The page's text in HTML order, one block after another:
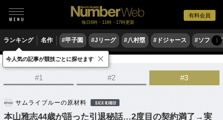
有料会員
毎日6時・11時・17時更新
ランキング 名作 #甲子園 #Jリーグ #八村塁 #ドジャース #ソフト〉
サッカー サッカー日本代表
#1 #2 #3
サムライブルーの原材料 BACK NUMBER
本山雅志44歳が語った引退秘話…2度目の契約満了→実
今人気の記事が競技ごとに探せます ×